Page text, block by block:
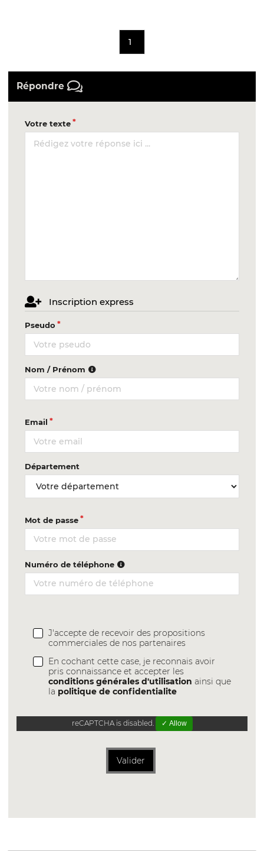
1
Répondre
Votre texte
Inscription express
Pseudo
Nom / Prénom
Email
Département
Mot de passe
Numéro de téléphone
J'accepte de recevoir des propositions
commerciales de nos partenaires
En cochant cette case, je reconnais avoir
pris connaissance et accepter les
conditions générales d'utilisation ainsi que
la politique de confidentialite
reCAPTCHA is disabled. ✓ Allow
Valider